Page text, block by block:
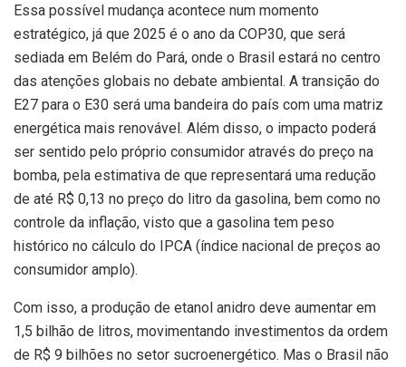
Essa possível mudança acontece num momento
estratégico, já que 2025 é o ano da COP30, que será
sediada em Belém do Pará, onde o Brasil estará no centro
das atenções globais no debate ambiental. A transição do
E27 para o E30 será uma bandeira do país com uma matriz
energética mais renovável. Além disso, o impacto poderá
ser sentido pelo próprio consumidor através do preço na
bomba, pela estimativa de que representará uma redução
de até R$ 0,13 no preço do litro da gasolina, bem como no
controle da inflação, visto que a gasolina tem peso
histórico no cálculo do IPCA (índice nacional de preços ao
consumidor amplo).
Com isso, a produção de etanol anidro deve aumentar em
1,5 bilhão de litros, movimentando investimentos da ordem
de R$ 9 bilhões no setor sucroenergético. Mas o Brasil não